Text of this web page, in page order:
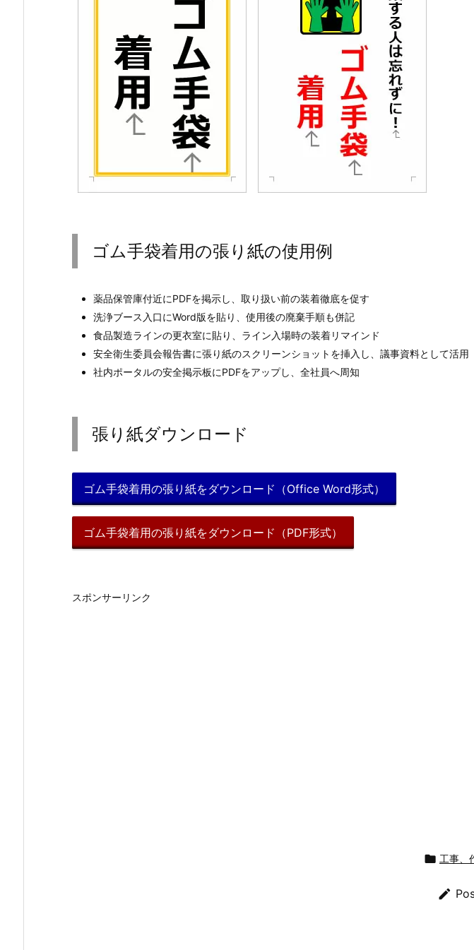
ゴム手袋着用の張り紙の使用例
薬品保管庫付近にPDFを掲示し、取り扱い前の装着徹底を促す
洗浄ブース入口にWord版を貼り、使用後の廃棄手順も併記
食品製造ラインの更衣室に貼り、ライン入場時の装着リマインド
安全衛生委員会報告書に張り紙のスクリーンショットを挿入し、議事資料として活用
社内ポータルの安全掲示板にPDFをアップし、全社員へ周知
張り紙ダウンロード
ゴム手袋着用の張り紙をダウンロード（Office Word形式）
ゴム手袋着用の張り紙をダウンロード（PDF形式）
スポンサーリンク
 工事、
